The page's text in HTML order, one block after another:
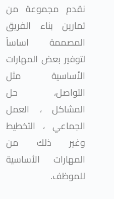
نقدم مجموعة من
تمارين بناء الفريق
المصممة اساساً
لتوفير بعض المهارات
الأساسية مثل
التواصل، حل
المشاكل ، العمل
الجماعي ، التخطيط
وغير ذلك من
المهارات الأساسية
للموظف.